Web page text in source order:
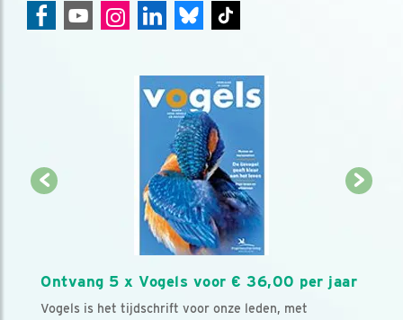
Ontvang 5 x Vogels voor € 36,00 per jaar
Vogels is het tijdschrift voor onze leden, met